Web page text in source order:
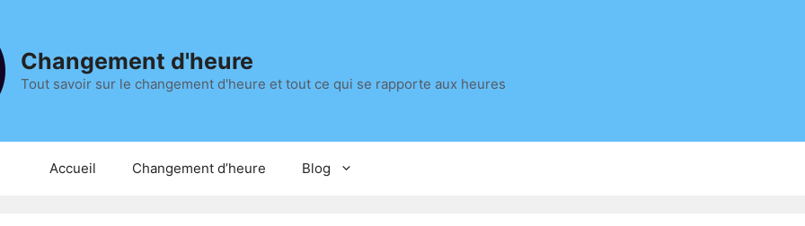
Changement d'heure
Tout savoir sur le changement d'heure et tout ce qui se rapporte aux heures
Accueil Changement d’heure Blog